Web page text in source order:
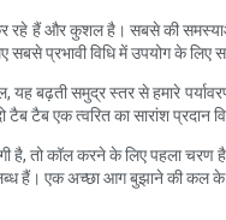
कर रहे हैं और कुशल है। सबसे की
प्रभावी विधि में उपयोग के लिए
यह बढ़ती समुद्र स्तर से हमारे
टैब एक त्वरित का सारांश प्रदान
है, तो कॉल करने के लिए पहला
हैं। एक अच्छा आग बुझाने की कल